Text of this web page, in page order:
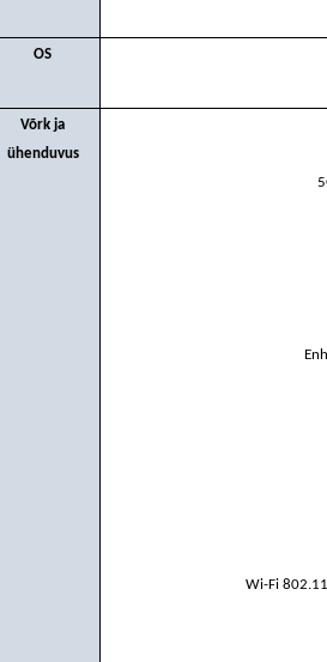
OS
Võrk ja
ühenduvus
Wi-Fi